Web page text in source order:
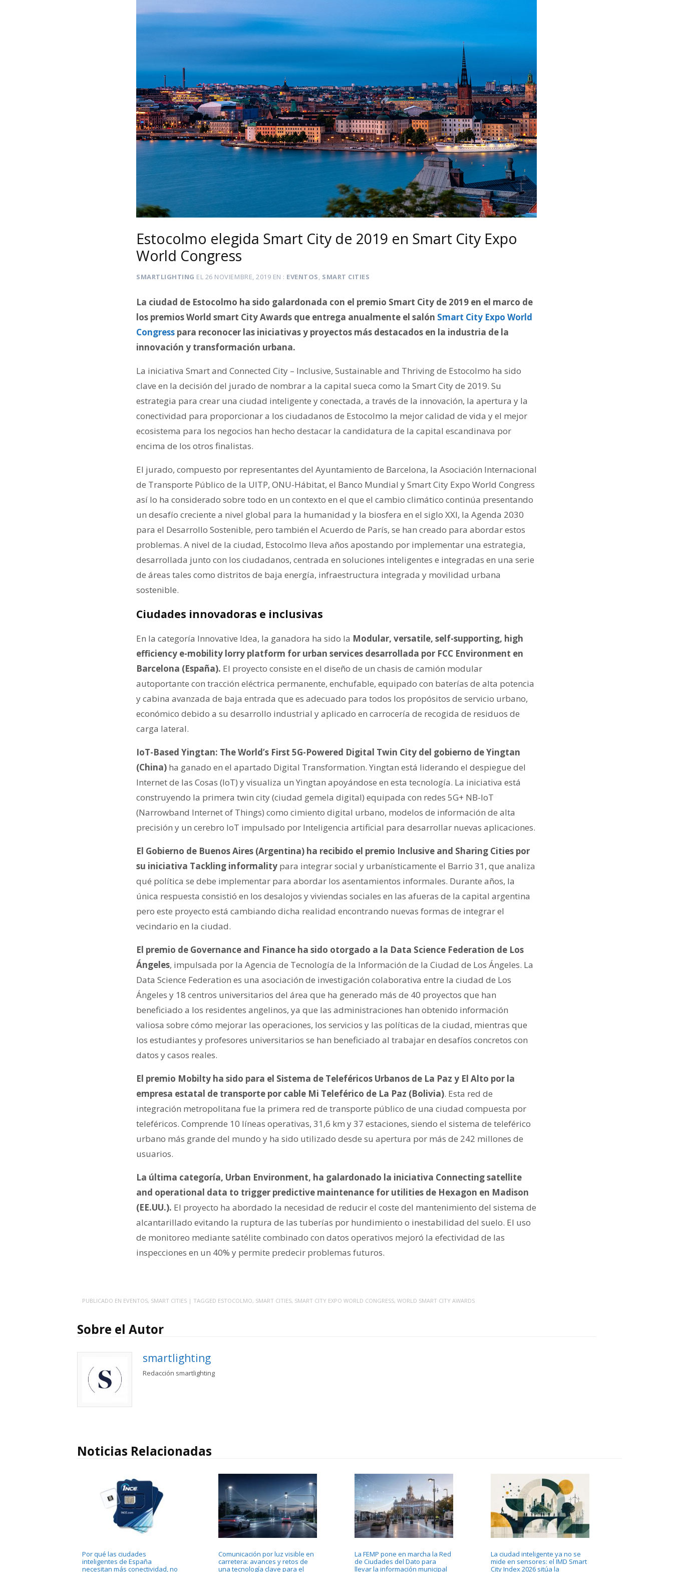
Estocolmo elegida Smart City de 2019 en Smart City Expo
World Congress
SMARTLIGHTING EL 26 NOVIEMBRE, 2019 EN EVENTOS, SMART CITIES
La ciudad de Estocolmo ha sido galardonada con el premio Smart City de 2019 en el marco de
los premios World smart City Awards que entrega anualmente el salón Smart City Expo World
Congress para reconocer las iniciativas y proyectos más destacados en la industria de la
innovación y transformación urbana.
La iniciativa Smart and Connected City – Inclusive, Sustainable and Thriving de Estocolmo ha sido
clave en la decisión del jurado de nombrar a la capital sueca como la Smart City de 2019. Su
estrategia para crear una ciudad inteligente y conectada, a través de la innovación, la apertura y la
conectividad para proporcionar a los ciudadanos de Estocolmo la mejor calidad de vida y el mejor
ecosistema para los negocios han hecho destacar la candidatura de la capital escandinava por
encima de los otros finalistas.
El jurado, compuesto por representantes del Ayuntamiento de Barcelona, la Asociación Internacional
de Transporte Público de la UITP, ONU-Hábitat, el Banco Mundial y Smart City Expo World Congress
así lo ha considerado sobre todo en un contexto en el que el cambio climático continúa presentando
un desafío creciente a nivel global para la humanidad y la biosfera en el siglo XXI, la Agenda 2030
para el Desarrollo Sostenible, pero también el Acuerdo de París, se han creado para abordar estos
problemas. A nivel de la ciudad, Estocolmo lleva años apostando por implementar una estrategia,
desarrollada junto con los ciudadanos, centrada en soluciones inteligentes e integradas en una serie
de áreas tales como distritos de baja energía, infraestructura integrada y movilidad urbana
sostenible.
Ciudades innovadoras e inclusivas
En la categoría Innovative Idea, la ganadora ha sido la Modular, versatile, self-supporting, high
efficiency e-mobility lorry platform for urban services desarrollada por FCC Environment en
Barcelona (España). El proyecto consiste en el diseño de un chasis de camión modular
autoportante con tracción eléctrica permanente, enchufable, equipado con baterías de alta potencia
y cabina avanzada de baja entrada que es adecuado para todos los propósitos de servicio urbano,
económico debido a su desarrollo industrial y aplicado en carrocería de recogida de residuos de
carga lateral.
IoT-Based Yingtan: The World’s First 5G-Powered Digital Twin City del gobierno de Yingtan
(China) ha ganado en el apartado Digital Transformation. Yingtan está liderando el despiegue del
Internet de las Cosas (IoT) y visualiza un Yingtan apoyándose en esta tecnología. La iniciativa está
construyendo la primera twin city (ciudad gemela digital) equipada con redes 5G+ NB-IoT
(Narrowband Internet of Things) como cimiento digital urbano, modelos de información de alta
precisión y un cerebro IoT impulsado por Inteligencia artificial para desarrollar nuevas aplicaciones.
El Gobierno de Buenos Aires (Argentina) ha recibido el premio Inclusive and Sharing Cities por
su iniciativa Tackling informality para integrar social y urbanísticamente el Barrio 31, que analiza
qué política se debe implementar para abordar los asentamientos informales. Durante años, la
única respuesta consistió en los desalojos y viviendas sociales en las afueras de la capital argentina
pero este proyecto está cambiando dicha realidad encontrando nuevas formas de integrar el
vecindario en la ciudad.
El premio de Governance and Finance ha sido otorgado a la Data Science Federation de Los
Ángeles, impulsada por la Agencia de Tecnología de la Información de la Ciudad de Los Ángeles. La
Data Science Federation es una asociación de investigación colaborativa entre la ciudad de Los
Ángeles y 18 centros universitarios del área que ha generado más de 40 proyectos que han
beneficiado a los residentes angelinos, ya que las administraciones han obtenido información
valiosa sobre cómo mejorar las operaciones, los servicios y las políticas de la ciudad, mientras que
los estudiantes y profesores universitarios se han beneficiado al trabajar en desafíos concretos con
datos y casos reales.
El premio Mobilty ha sido para el Sistema de Teleféricos Urbanos de La Paz y El Alto por la
empresa estatal de transporte por cable Mi Teleférico de La Paz (Bolivia). Esta red de
integración metropolitana fue la primera red de transporte público de una ciudad compuesta por
teleféricos. Comprende 10 líneas operativas, 31,6 km y 37 estaciones, siendo el sistema de teleférico
urbano más grande del mundo y ha sido utilizado desde su apertura por más de 242 millones de
usuarios.
La última categoría, Urban Environment, ha galardonado la iniciativa Connecting satellite
and operational data to trigger predictive maintenance for utilities de Hexagon en Madison
(EE.UU.). El proyecto ha abordado la necesidad de reducir el coste del mantenimiento del sistema de
alcantarillado evitando la ruptura de las tuberías por hundimiento o inestabilidad del suelo. El uso
de monitoreo mediante satélite combinado con datos operativos mejoró la efectividad de las
inspecciones en un 40% y permite predecir problemas futuros.
PUBLICADO EN EVENTOS, SMART CITIES | TAGGED ESTOCOLMO, SMART CITIES, SMART CITY EXPO WORLD CONGRESS, WORLD SMART CITY AWARDS
Sobre el Autor
smartlighting
Redacción smartlighting
Noticias Relacionadas
Por qué las ciudades
inteligentes de España
necesitan más conectividad, no
Comunicación por luz visible en
carretera: avances y retos de
una tecnología clave para el
La FEMP pone en marcha la Red
de Ciudades del Dato para
llevar la información municipal
La ciudad inteligente ya no se
mide en sensores: el IMD Smart
City Index 2026 sitúa la